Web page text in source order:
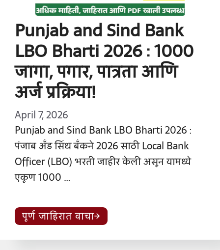
Punjab and Sind Bank
LBO Bharti 2026 : 1000
जागा, पगार, पात्रता आणि
अर्ज प्रक्रिया!
April 7, 2026
Punjab and Sind Bank LBO Bharti 2026 :
पंजाब अँड सिंध बँकने 2026 साठी Local Bank
Officer (LBO) भरती जाहीर केली असून यामध्ये
एकूण 1000 …
पूर्ण जाहिरात वाचा